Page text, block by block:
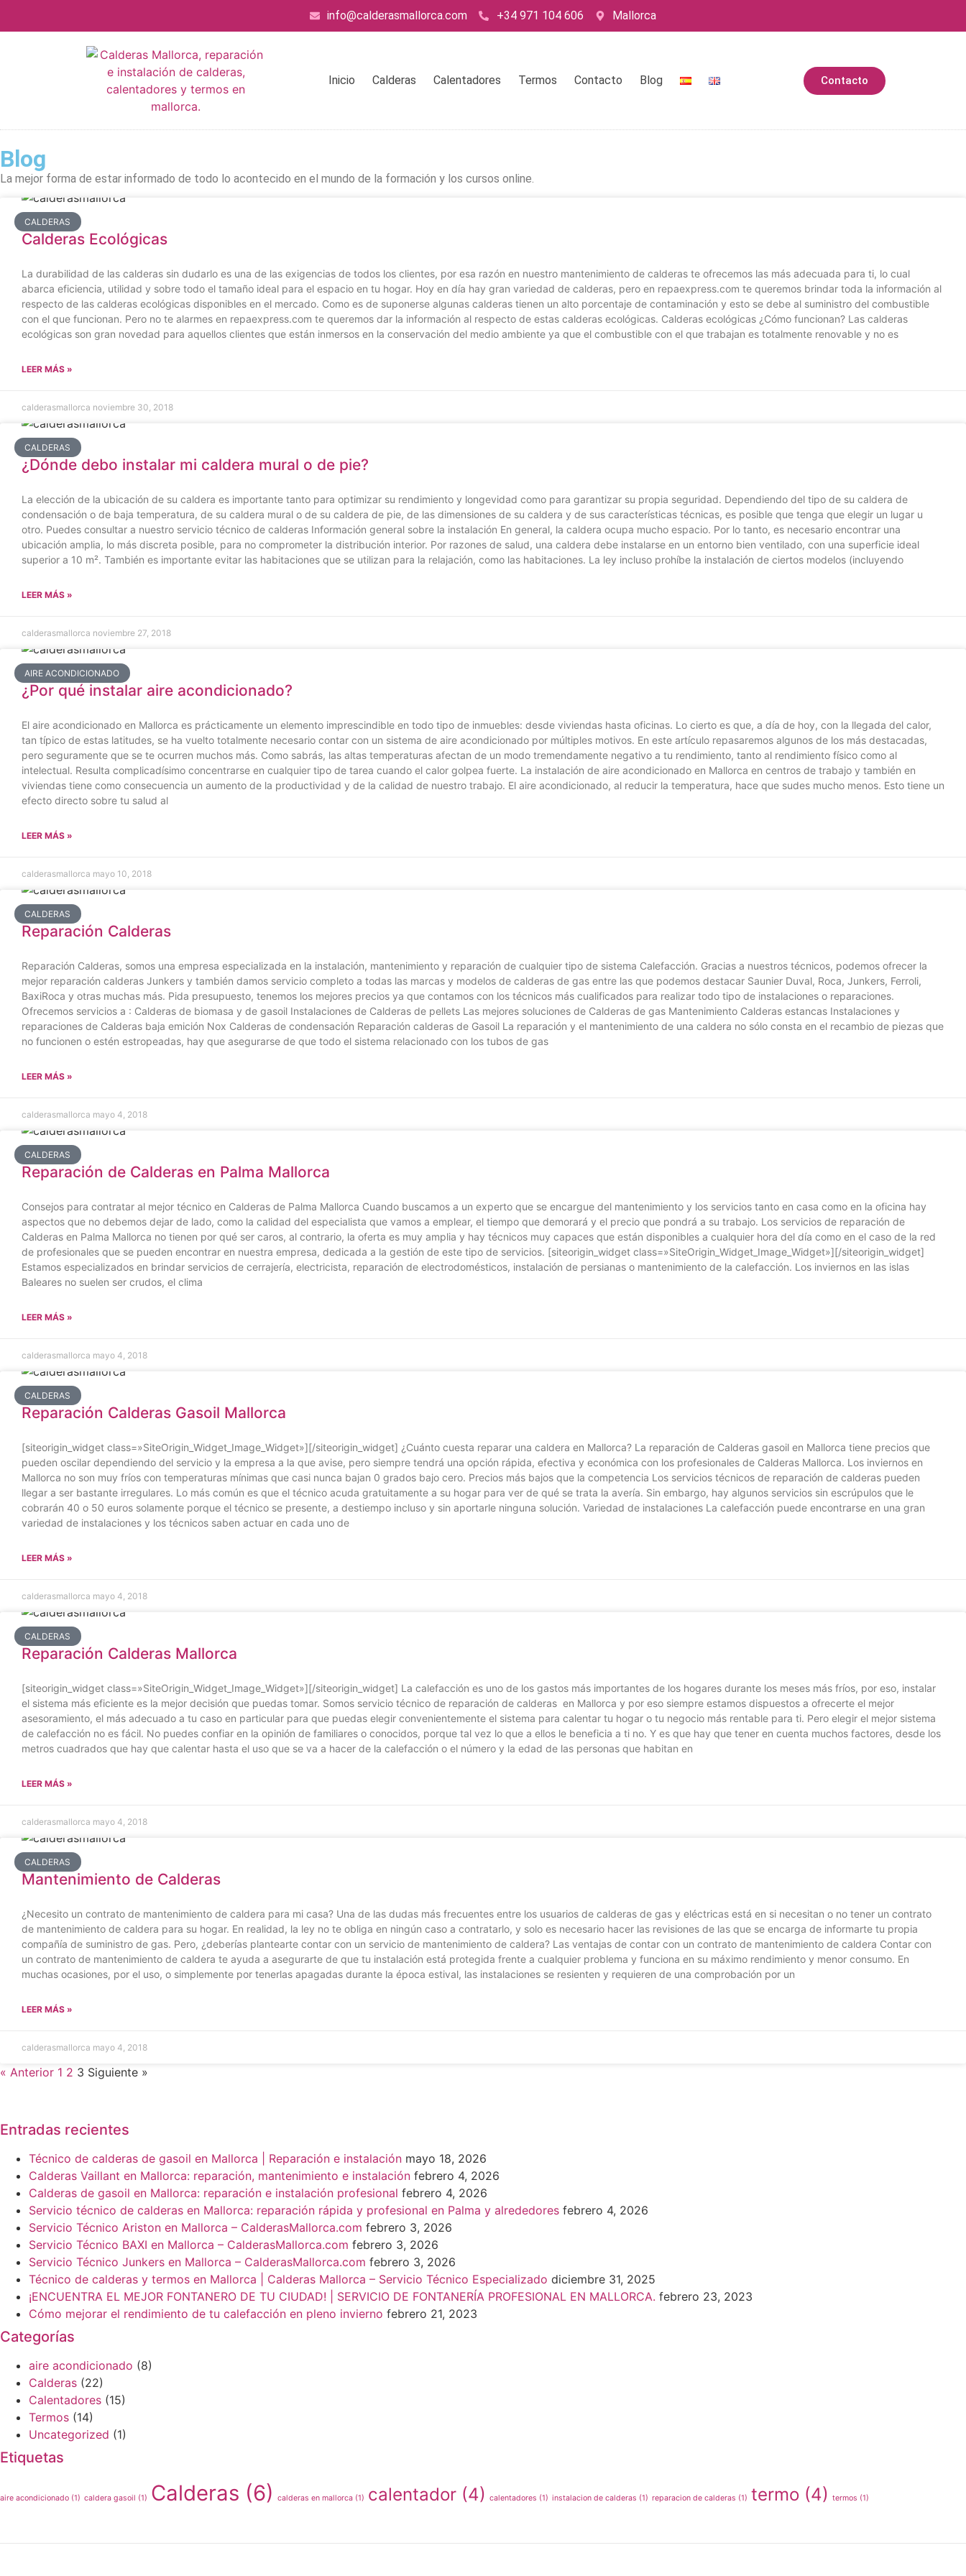
info@calderasmallorca.com +34 971 104 606 Mallorca
Inicio Calderas Calentadores Termos Contacto Blog Contacto
Blog
La mejor forma de estar informado de todo lo acontecido en el mundo de la formación y los cursos online.
CALDERAS
Calderas Ecológicas
La durabilidad de las calderas sin dudarlo es una de las exigencias de todos los clientes, por esa razón en nuestro mantenimiento de calderas te ofrecemos las más adecuada para ti, lo cual
abarca eficiencia, utilidad y sobre todo el tamaño ideal para el espacio en tu hogar. Hoy en día hay gran variedad de calderas, pero en repaexpress.com te queremos brindar toda la información al
respecto de las calderas ecológicas disponibles en el mercado. Como es de suponerse algunas calderas tienen un alto porcentaje de contaminación y esto se debe al suministro del combustible
con el que funcionan. Pero no te alarmes en repaexpress.com te queremos dar la información al respecto de estas calderas ecológicas. Calderas ecológicas ¿Cómo funcionan? Las calderas
ecológicas son gran novedad para aquellos clientes que están inmersos en la conservación del medio ambiente ya que el combustible con el que trabajan es totalmente renovable y no es
LEER MÁS »
calderasmallorca noviembre 30, 2018
CALDERAS
¿Dónde debo instalar mi caldera mural o de pie?
La elección de la ubicación de su caldera es importante tanto para optimizar su rendimiento y longevidad como para garantizar su propia seguridad. Dependiendo del tipo de su caldera de
condensación o de baja temperatura, de su caldera mural o de su caldera de pie, de las dimensiones de su caldera y de sus características técnicas, es posible que tenga que elegir un lugar u
otro. Puedes consultar a nuestro servicio técnico de calderas Información general sobre la instalación En general, la caldera ocupa mucho espacio. Por lo tanto, es necesario encontrar una
ubicación amplia, lo más discreta posible, para no comprometer la distribución interior. Por razones de salud, una caldera debe instalarse en un entorno bien ventilado, con una superficie ideal
superior a 10 m². También es importante evitar las habitaciones que se utilizan para la relajación, como las habitaciones. La ley incluso prohíbe la instalación de ciertos modelos (incluyendo
LEER MÁS »
calderasmallorca noviembre 27, 2018
AIRE ACONDICIONADO
¿Por qué instalar aire acondicionado?
El aire acondicionado en Mallorca es prácticamente un elemento imprescindible en todo tipo de inmuebles: desde viviendas hasta oficinas. Lo cierto es que, a día de hoy, con la llegada del calor,
tan típico de estas latitudes, se ha vuelto totalmente necesario contar con un sistema de aire acondicionado por múltiples motivos. En este artículo repasaremos algunos de los más destacadas,
pero seguramente que se te ocurren muchos más. Como sabrás, las altas temperaturas afectan de un modo tremendamente negativo a tu rendimiento, tanto al rendimiento físico como al
intelectual. Resulta complicadísimo concentrarse en cualquier tipo de tarea cuando el calor golpea fuerte. La instalación de aire acondicionado en Mallorca en centros de trabajo y también en
viviendas tiene como consecuencia un aumento de la productividad y de la calidad de nuestro trabajo. El aire acondicionado, al reducir la temperatura, hace que sudes mucho menos. Esto tiene un
efecto directo sobre tu salud al
LEER MÁS »
calderasmallorca mayo 10, 2018
CALDERAS
Reparación Calderas
Reparación Calderas, somos una empresa especializada en la instalación, mantenimiento y reparación de cualquier tipo de sistema Calefacción. Gracias a nuestros técnicos, podemos ofrecer la
mejor reparación calderas Junkers y también damos servicio completo a todas las marcas y modelos de calderas de gas entre las que podemos destacar Saunier Duval, Roca, Junkers, Ferroli,
BaxiRoca y otras muchas más. Pida presupuesto, tenemos los mejores precios ya que contamos con los técnicos más cualificados para realizar todo tipo de instalaciones o reparaciones.
Ofrecemos servicios a : Calderas de biomasa y de gasoil Instalaciones de Calderas de pellets Las mejores soluciones de Calderas de gas Mantenimiento Calderas estancas Instalaciones y
reparaciones de Calderas baja emición Nox Calderas de condensación Reparación calderas de Gasoil La reparación y el mantenimiento de una caldera no sólo consta en el recambio de piezas que
no funcionen o estén estropeadas, hay que asegurarse de que todo el sistema relacionado con los tubos de gas
LEER MÁS »
calderasmallorca mayo 4, 2018
CALDERAS
Reparación de Calderas en Palma Mallorca
Consejos para contratar al mejor técnico en Calderas de Palma Mallorca Cuando buscamos a un experto que se encargue del mantenimiento y los servicios tanto en casa como en la oficina hay
aspectos que no debemos dejar de lado, como la calidad del especialista que vamos a emplear, el tiempo que demorará y el precio que pondrá a su trabajo. Los servicios de reparación de
Calderas en Palma Mallorca no tienen por qué ser caros, al contrario, la oferta es muy amplia y hay técnicos muy capaces que están disponibles a cualquier hora del día como en el caso de la red
de profesionales que se pueden encontrar en nuestra empresa, dedicada a la gestión de este tipo de servicios. [siteorigin_widget class=»SiteOrigin_Widget_Image_Widget»][/siteorigin_widget]
Estamos especializados en brindar servicios de cerrajería, electricista, reparación de electrodomésticos, instalación de persianas o mantenimiento de la calefacción. Los inviernos en las islas
Baleares no suelen ser crudos, el clima
LEER MÁS »
calderasmallorca mayo 4, 2018
CALDERAS
Reparación Calderas Gasoil Mallorca
[siteorigin_widget class=»SiteOrigin_Widget_Image_Widget»][/siteorigin_widget] ¿Cuánto cuesta reparar una caldera en Mallorca? La reparación de Calderas gasoil en Mallorca tiene precios que
pueden oscilar dependiendo del servicio y la empresa a la que avise, pero siempre tendrá una opción rápida, efectiva y económica con los profesionales de Calderas Mallorca. Los inviernos en
Mallorca no son muy fríos con temperaturas mínimas que casi nunca bajan 0 grados bajo cero. Precios más bajos que la competencia Los servicios técnicos de reparación de calderas pueden
llegar a ser bastante irregulares. Lo más común es que el técnico acuda gratuitamente a su hogar para ver de qué se trata la avería. Sin embargo, hay algunos servicios sin escrúpulos que le
cobrarán 40 o 50 euros solamente porque el técnico se presente, a destiempo incluso y sin aportarle ninguna solución. Variedad de instalaciones La calefacción puede encontrarse en una gran
variedad de instalaciones y los técnicos saben actuar en cada uno de
LEER MÁS »
calderasmallorca mayo 4, 2018
CALDERAS
Reparación Calderas Mallorca
[siteorigin_widget class=»SiteOrigin_Widget_Image_Widget»][/siteorigin_widget] La calefacción es uno de los gastos más importantes de los hogares durante los meses más fríos, por eso, instalar
el sistema más eficiente es la mejor decisión que puedas tomar. Somos servicio técnico de reparación de calderas en Mallorca y por eso siempre estamos dispuestos a ofrecerte el mejor
asesoramiento, el más adecuado a tu caso en particular para que puedas elegir convenientemente el sistema para calentar tu hogar o tu negocio más rentable para ti. Pero elegir el mejor sistema
de calefacción no es fácil. No puedes confiar en la opinión de familiares o conocidos, porque tal vez lo que a ellos le beneficia a ti no. Y es que hay que tener en cuenta muchos factores, desde los
metros cuadrados que hay que calentar hasta el uso que se va a hacer de la calefacción o el número y la edad de las personas que habitan en
LEER MÁS »
calderasmallorca mayo 4, 2018
CALDERAS
Mantenimiento de Calderas
¿Necesito un contrato de mantenimiento de caldera para mi casa? Una de las dudas más frecuentes entre los usuarios de calderas de gas y eléctricas está en si necesitan o no tener un contrato
de mantenimiento de caldera para su hogar. En realidad, la ley no te obliga en ningún caso a contratarlo, y solo es necesario hacer las revisiones de las que se encarga de informarte tu propia
compañía de suministro de gas. Pero, ¿deberías plantearte contar con un servicio de mantenimiento de caldera? Las ventajas de contar con un contrato de mantenimiento de caldera Contar con
un contrato de mantenimiento de caldera te ayuda a asegurarte de que tu instalación está protegida frente a cualquier problema y funciona en su máximo rendimiento y menor consumo. En
muchas ocasiones, por el uso, o simplemente por tenerlas apagadas durante la época estival, las instalaciones se resienten y requieren de una comprobación por un
LEER MÁS »
calderasmallorca mayo 4, 2018
« Anterior 1 2 3 Siguiente »
Entradas recientes
Técnico de calderas de gasoil en Mallorca | Reparación e instalación mayo 18, 2026
Calderas Vaillant en Mallorca: reparación, mantenimiento e instalación febrero 4, 2026
Calderas de gasoil en Mallorca: reparación e instalación profesional febrero 4, 2026
Servicio técnico de calderas en Mallorca: reparación rápida y profesional en Palma y alrededores febrero 4, 2026
Servicio Técnico Ariston en Mallorca – CalderasMallorca.com febrero 3, 2026
Servicio Técnico BAXI en Mallorca – CalderasMallorca.com febrero 3, 2026
Servicio Técnico Junkers en Mallorca – CalderasMallorca.com febrero 3, 2026
Técnico de calderas y termos en Mallorca | Calderas Mallorca – Servicio Técnico Especializado diciembre 31, 2025
¡ENCUENTRA EL MEJOR FONTANERO DE TU CIUDAD! | SERVICIO DE FONTANERÍA PROFESIONAL EN MALLORCA. febrero 23, 2023
Cómo mejorar el rendimiento de tu calefacción en pleno invierno febrero 21, 2023
Categorías
aire acondicionado (8)
Calderas (22)
Calentadores (15)
Termos (14)
Uncategorized (1)
Etiquetas
aire acondicionado (1) caldera gasoil (1) Calderas (6) calderas en mallorca (1) calentador (4) calentadores (1) instalacion de calderas (1) reparacion de calderas (1) termo (4) termos (1)